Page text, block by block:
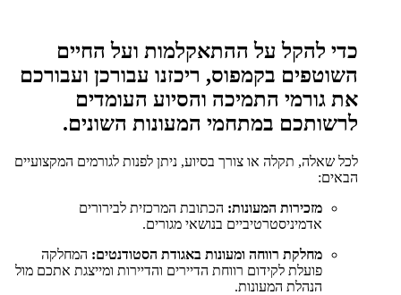
כדי להקל על ההתאקלמות ועל החיים
השוטפים בקמפוס, ריכזנו עבורכן ועבורכם
את גורמי התמיכה והסיוע העומדים
לרשותכם במתחמי המעונות השונים.
לכל שאלה, תקלה או צורך בסיוע, ניתן לפנות לגורמים המקצועיים
הבאים:
מזכירות המעונות: הכתובת המרכזית לבירורים
אדמיניסטרטיביים בנושאי מגורים.
מחלקת רווחה ומעונות באגודת הסטודנטים: המחלקה
פועלת לקידום רווחת הדיירים והדיירות ומייצגת אתכם מול
הנהלת המעונות.